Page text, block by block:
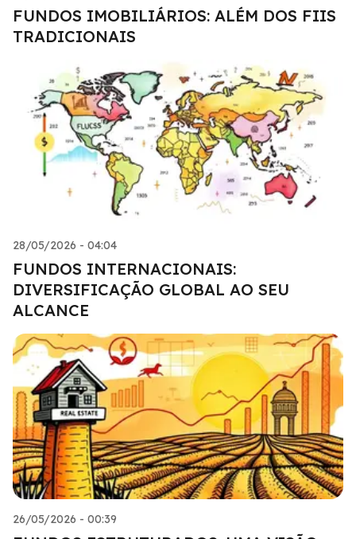
FUNDOS IMOBILIÁRIOS: ALÉM DOS FIIS
TRADICIONAIS
28/05/2026 - 04:04
FUNDOS INTERNACIONAIS:
DIVERSIFICAÇÃO GLOBAL AO SEU
ALCANCE
26/05/2026 - 00:39